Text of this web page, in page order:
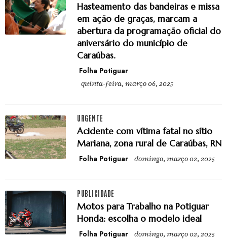
Hasteamento das bandeiras e missa
em ação de graças, marcam a
abertura da programação oficial do
aniversário do município de
Caraúbas.
Folha Potiguar
quinta-feira, março 06, 2025
URGENTE
Acidente com vítima fatal no sítio
Mariana, zona rural de Caraúbas, RN
Folha Potiguar domingo, março 02, 2025
PUBLICIDADE
Motos para Trabalho na Potiguar
Honda: escolha o modelo ideal
Folha Potiguar domingo, março 02, 2025